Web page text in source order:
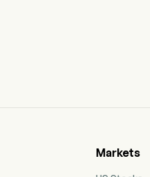
Markets